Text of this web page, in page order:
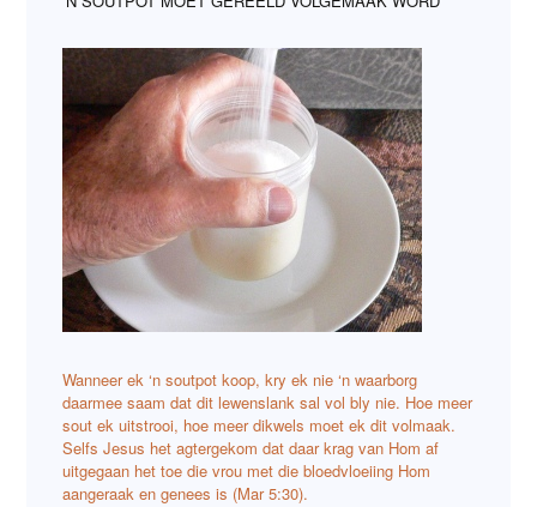
Wanneer ek ‘n soutpot koop, kry ek nie ‘n waarborg
daarmee saam dat dit lewenslank sal vol bly nie. Hoe meer
sout ek uitstrooi, hoe meer dikwels moet ek dit volmaak.
Selfs Jesus het agtergekom dat daar krag van Hom af
uitgegaan het toe die vrou met die bloedvloeiing Hom
aangeraak en genees is (Mar 5:30).